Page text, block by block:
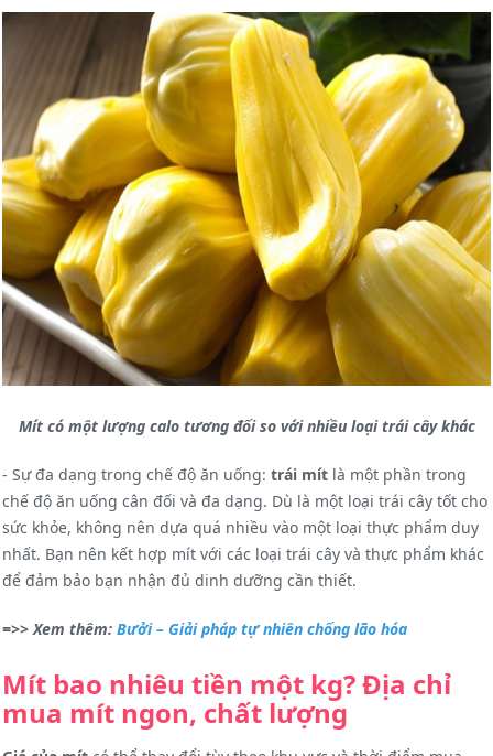
Mít có một lượng calo tương đối so với nhiều loại trái cây khác
- Sự đa dạng trong chế độ ăn uống: trái mít là một phần trong
chế độ ăn uống cân đối và đa dạng. Dù là một loại trái cây tốt cho
sức khỏe, không nên dựa quá nhiều vào một loại thực phẩm duy
nhất. Bạn nên kết hợp mít với các loại trái cây và thực phẩm khác
để đảm bảo bạn nhận đủ dinh dưỡng cần thiết.
=>> Xem thêm: Bưởi – Giải pháp tự nhiên chống lão hóa
Mít bao nhiêu tiền một kg? Địa chỉ
mua mít ngon, chất lượng